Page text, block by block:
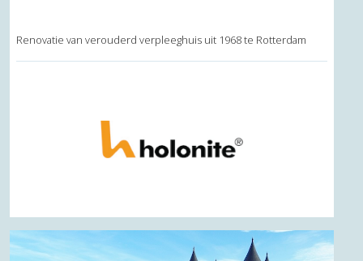
Renovatie van verouderd verpleeghuis uit 1968 te Rotterdam